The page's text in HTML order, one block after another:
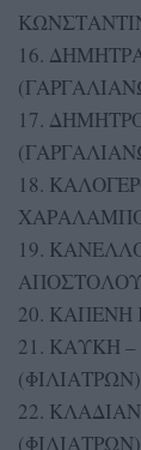
16.
17.
18.
19.
20. ΚΑΠΕΝΗ
21. ΚΑΥΚΗ
(ΦΙΛΙΑΤΡΩΝ)
22.
(ΦΙΛΙΑΤΡΩΝ)